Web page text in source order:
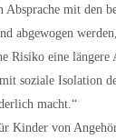
Absprache mit den
abgewogen
Risiko eine längere
soziale Isolation
macht.“
Kinder von